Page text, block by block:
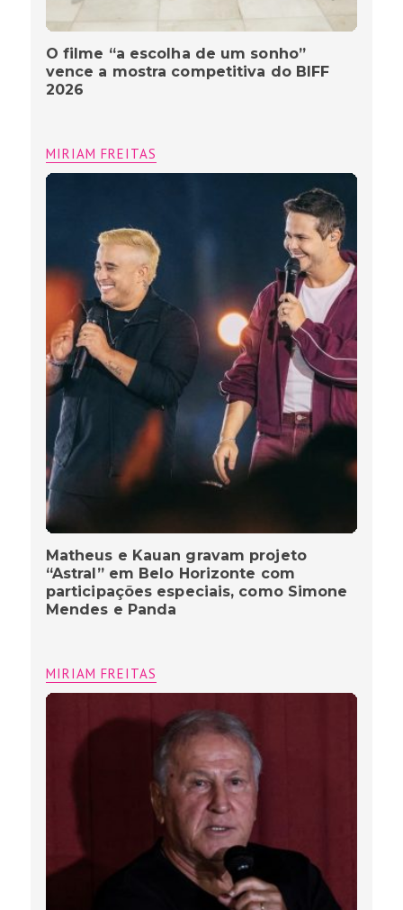
O filme “a escolha de um sonho”
vence a mostra competitiva do BIFF
2026
MIRIAM FREITAS
Matheus e Kauan gravam projeto
“Astral” em Belo Horizonte com
participações especiais, como Simone
Mendes e Panda
MIRIAM FREITAS